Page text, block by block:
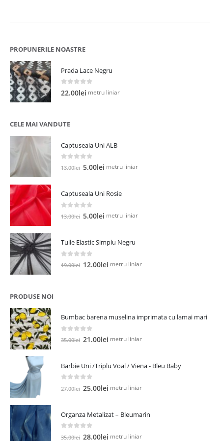
PROPUNERILE NOASTRE
Prada Lace Negru
0 out of 5
22.00lei metru liniar
CELE MAI VANDUTE
Captuseala Uni ALB
out of 5
13.00lei Prețul
fost:
13.00lei.
5.00lei Prețul
5.00lei.
metru liniar
Captuseala Uni Rosie
out of 5
13.00lei Prețul
fost:
13.00lei.
5.00lei Prețul
5.00lei.
metru liniar
Tulle Elastic Simplu Negru
out of 5
19.00lei Prețul
12.00lei Prețul
metru liniar
PRODUSE NOI
Bumbac barena muselina imprimata cu lamai mari
out of 5
35.00lei Prețul
fost:
35.00lei.
21.00lei Prețul
21.00lei.
metru liniar
Barbie Uni /Triplu Voal / Viena - Bleu Baby
out of 5
27.00lei Prețul
fost:
27.00lei.
25.00lei Prețul
25.00lei.
metru liniar
Organza Metalizat – Bleumarin
out of 5
35.00lei Prețul
28.00lei Prețul
metru liniar